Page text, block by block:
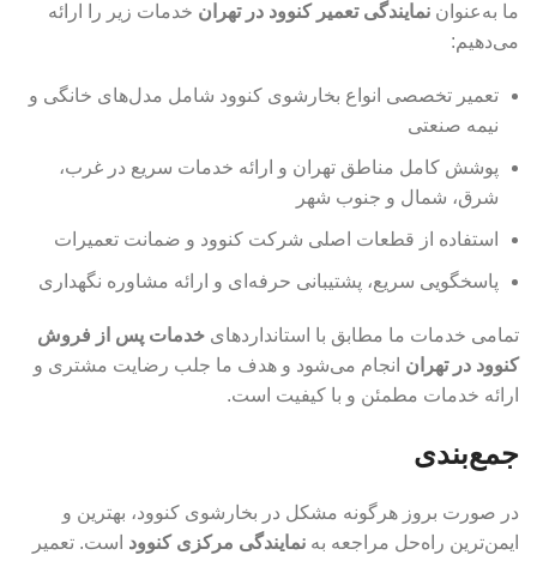
ما به‌عنوان نمایندگی تعمیر کنوود در تهران خدمات زیر را ارائه
می‌دهیم:
تعمیر تخصصی انواع بخارشوی کنوود شامل مدل‌های خانگی و
نیمه صنعتی
پوشش کامل مناطق تهران و ارائه خدمات سریع در غرب،
شرق، شمال و جنوب شهر
استفاده از قطعات اصلی شرکت کنوود و ضمانت تعمیرات
پاسخگویی سریع، پشتیبانی حرفه‌ای و ارائه مشاوره نگهداری
تمامی خدمات ما مطابق با استانداردهای خدمات پس از فروش
کنوود در تهران انجام می‌شود و هدف ما جلب رضایت مشتری و
ارائه خدمات مطمئن و با کیفیت است.
جمع‌بندی
در صورت بروز هرگونه مشکل در بخارشوی کنوود، بهترین و
ایمن‌ترین راه‌حل مراجعه به نمایندگی مرکزی کنوود است. تعمیر